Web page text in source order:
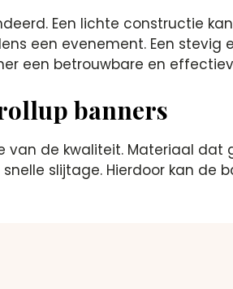
Een lichte constructie
een evenement. Een stevig
een betrouwbare en
banners
van de kwaliteit. Materiaal dat
slijtage. Hierdoor kan de